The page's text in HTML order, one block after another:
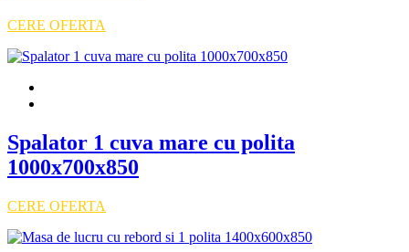
CERE OFERTA
Spalator 1 cuva mare cu polita
1000x700x850
CERE OFERTA